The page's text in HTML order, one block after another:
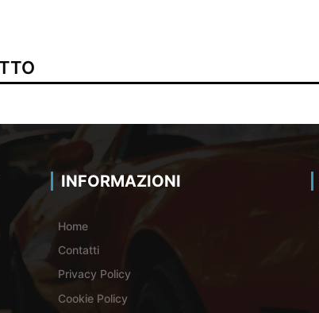
INFORMAZIONI
Home
Contatti
Privacy Policy
Cookie Policy